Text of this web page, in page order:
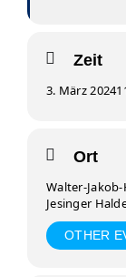
Zeit
3. März 2024
Ort
Walter-
Jesinger
OTHER